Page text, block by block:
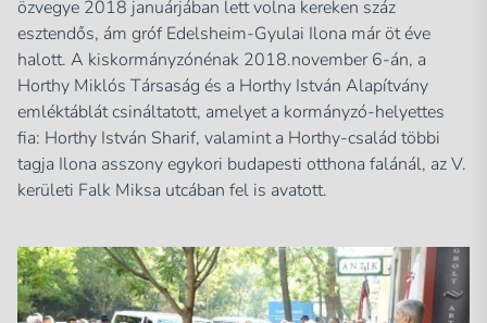
özvegye 2018 januárjában lett volna kereken száz
esztendős, ám gróf Edelsheim-Gyulai Ilona már öt éve
halott. A kiskormányzónénak 2018.november 6-án, a
Horthy Miklós Társaság és a Horthy István Alapítvány
emléktáblát csináltatott, amelyet a kormányzó-helyettes
fia: Horthy István Sharif, valamint a Horthy-család többi
tagja Ilona asszony egykori budapesti otthona falánál, az V.
kerületi Falk Miksa utcában fel is avatott.